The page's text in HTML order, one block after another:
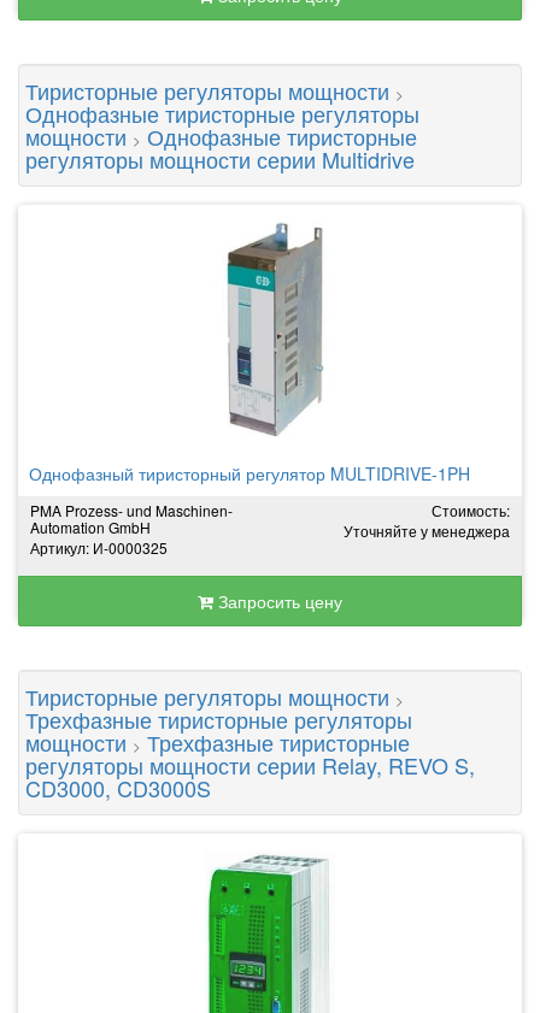
Тиристорные регуляторы мощности >
Однофазные тиристорные регуляторы
мощности > Однофазные тиристорные
регуляторы мощности серии Multidrive
Однофазный тиристорный регулятор MULTIDRIVE-1PH
PMA Prozess- und Maschinen-
Automation GmbH
Артикул: И-0000325
Стоимость:
Уточняйте у менеджера
Запросить цену
Тиристорные регуляторы мощности >
Трехфазные тиристорные регуляторы
мощности > Трехфазные тиристорные
регуляторы мощности серии Relay, REVO S,
CD3000, CD3000S